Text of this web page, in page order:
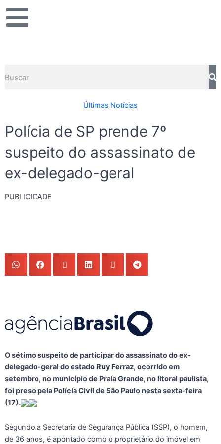
para
Últimas Notícias
Polícia de SP prende 7º
suspeito do assassinato de
ex-delegado-geral
PUBLICIDADE
O sétimo suspeito de participar do assassinato do ex-
delegado-geral do estado Ruy Ferraz, ocorrido em
setembro, no município de Praia Grande, no litoral paulista,
foi preso pela Polícia Civil de São Paulo nesta sexta-feira
(17).
Segundo a Secretaria de Segurança Pública (SSP), o homem,
de 36 anos, é apontado como o proprietário do imóvel em